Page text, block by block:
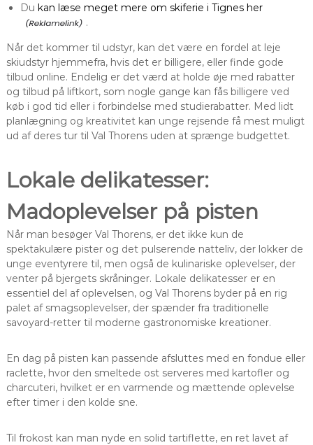
Du kan læse meget mere om skiferie i Tignes her
.
Når det kommer til udstyr, kan det være en fordel at leje
skiudstyr hjemmefra, hvis det er billigere, eller finde gode
tilbud online. Endelig er det værd at holde øje med rabatter
og tilbud på liftkort, som nogle gange kan fås billigere ved
køb i god tid eller i forbindelse med studierabatter. Med lidt
planlægning og kreativitet kan unge rejsende få mest muligt
ud af deres tur til Val Thorens uden at sprænge budgettet.
Lokale delikatesser:
Madoplevelser på pisten
Når man besøger Val Thorens, er det ikke kun de
spektakulære pister og det pulserende natteliv, der lokker de
unge eventyrere til, men også de kulinariske oplevelser, der
venter på bjergets skråninger. Lokale delikatesser er en
essentiel del af oplevelsen, og Val Thorens byder på en rig
palet af smagsoplevelser, der spænder fra traditionelle
savoyard-retter til moderne gastronomiske kreationer.
En dag på pisten kan passende afsluttes med en fondue eller
raclette, hvor den smeltede ost serveres med kartofler og
charcuteri, hvilket er en varmende og mættende oplevelse
efter timer i den kolde sne.
Til frokost kan man nyde en solid tartiflette, en ret lavet af